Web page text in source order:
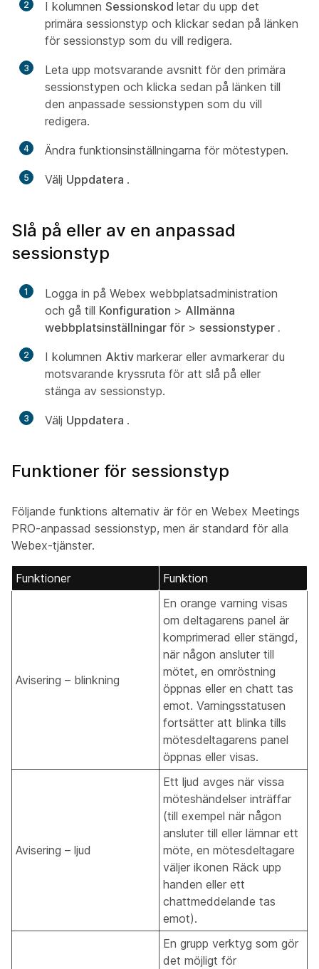
2 I kolumnen Sessionskod letar du upp det
primära sessionstyp och klickar sedan på länken
för sessionstyp som du vill redigera.
3
Leta upp motsvarande avsnitt för den primära
sessionstypen och klicka sedan på länken till
den anpassade sessionstypen som du vill
redigera.
4 Ändra funktionsinställningarna för mötestypen.
5 Välj Uppdatera .
Slå på eller av en anpassad
sessionstyp
1
Logga in på Webex webbplatsadministration
och gå till Konfiguration > Allmänna
webbplatsinställningar för > sessionstyper .
2 I kolumnen Aktiv markerar eller avmarkerar du
motsvarande kryssruta för att slå på eller
stänga av sessionstyp.
3 Välj Uppdatera .
Funktioner för sessionstyp
Följande funktions alternativ är för en Webex Meetings
PRO-anpassad sessionstyp, men är standard för alla
Webex-tjänster.
Funktioner Funktion
Avisering – blinkning
En orange varning visas
om deltagarens panel är
komprimerad eller stängd,
när någon ansluter till
mötet, en omröstning
öppnas eller en chatt tas
emot. Varningsstatusen
fortsätter att blinka tills
mötesdeltagarens panel
öppnas eller visas.
Avisering – ljud
Ett ljud avges när vissa
möteshändelser inträffar
(till exempel när någon
ansluter till eller lämnar ett
möte, en mötesdeltagare
väljer ikonen Räck upp
handen eller ett
chattmeddelande tas
emot).
En grupp verktyg som gör
det möjligt för